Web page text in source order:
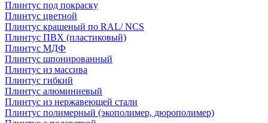
Плинтус под покраску
Плинтус цветной
Плинтус крашеный по RAL/ NCS
Плинтус ПВХ (пластиковый)
Плинтус МДФ
Плинтус шпонированный
Плинтус из массива
Плинтус гибкий
Плинтус алюминиевый
Плинтус из нержавеющей стали
Плинтус полимерный (экополимер, дюрополимер)